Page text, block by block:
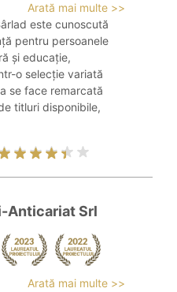
Arată mai multe >>
este cunoscută
pentru persoanele
și educație,
o selecție variată
se face remarcată
titluri disponibile,
Anticariat Srl
Arată mai multe >>